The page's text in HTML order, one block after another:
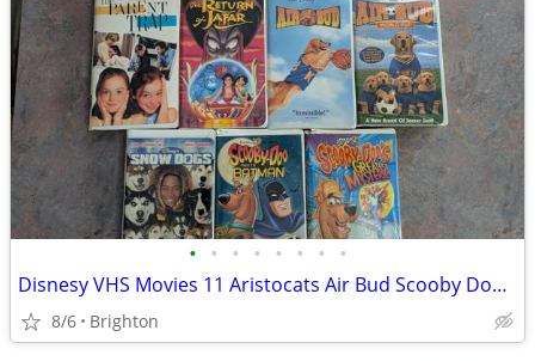
• • • • • • • •
Disnesy VHS Movies 11 Aristocats Air Bud Scooby Doo Snow Dogs
8/6 Brighton